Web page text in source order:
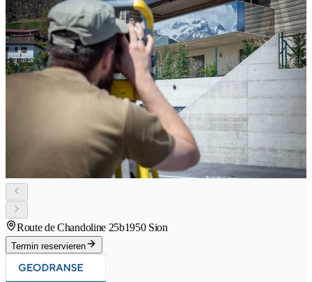
Route de Chandoline 25b1950 Sion
Termin reservieren